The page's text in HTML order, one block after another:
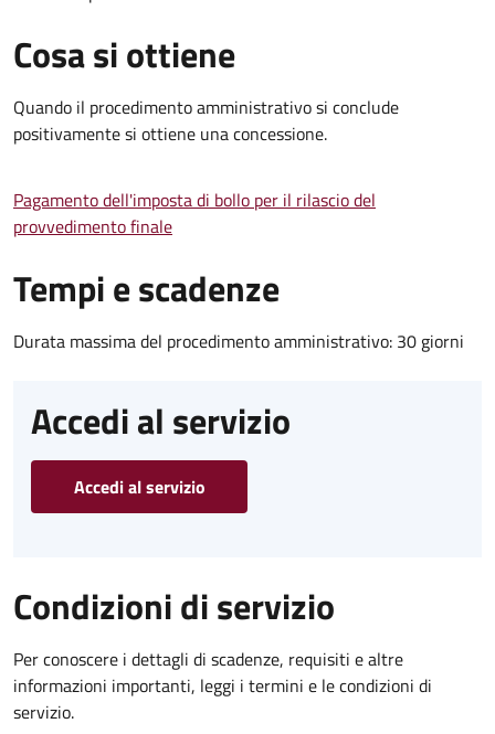
Cosa si ottiene
Quando il procedimento amministrativo si conclude
positivamente si ottiene una concessione.
Pagamento dell'imposta di bollo per il rilascio del
provvedimento finale
Tempi e scadenze
Durata massima del procedimento amministrativo: 30 giorni
Accedi al servizio
Accedi al servizio
Condizioni di servizio
Per conoscere i dettagli di scadenze, requisiti e altre
informazioni importanti, leggi i termini e le condizioni di
servizio.